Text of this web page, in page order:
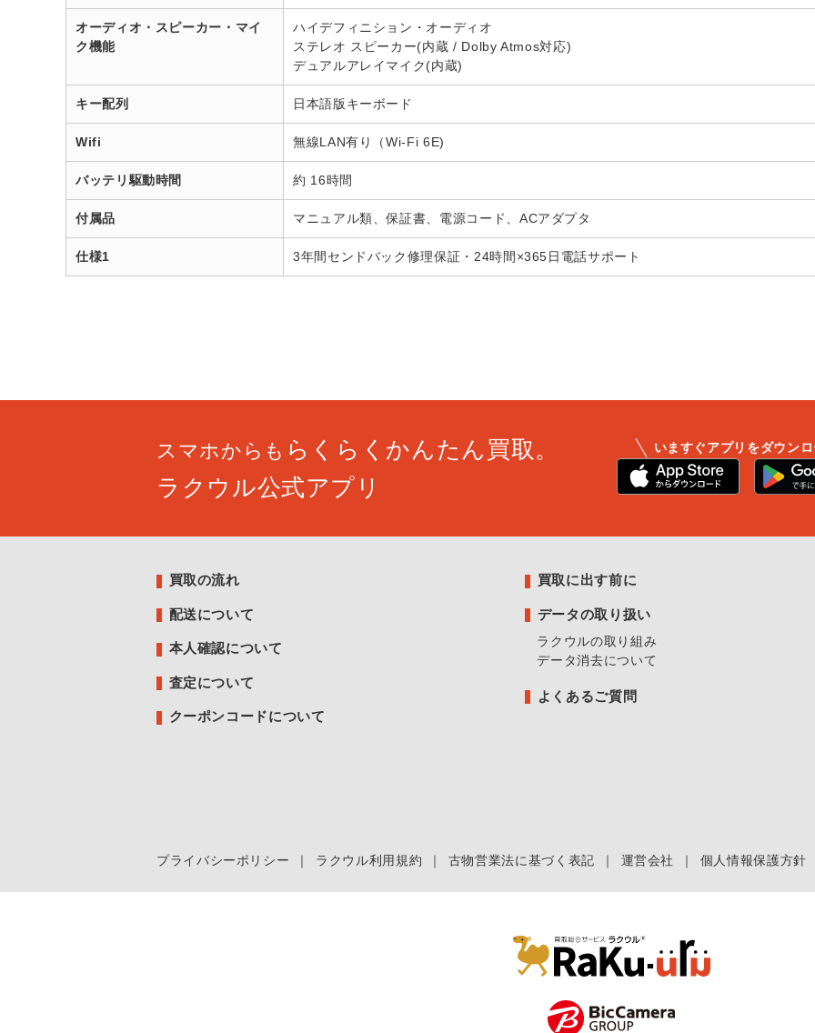
オーディオ・スピーカー・マイ
ク機能
ハイデフィニション・オーディオ
ステレオ スピーカー(内蔵 / Dolby Atmos対応)
デュアルアレイマイク(内蔵)
キー配列 日本語版キーボード
Wifi 無線LAN有り（Wi-Fi 6E)
バッテリ駆動時間 約 16時間
付属品 マニュアル類、保証書、電源コード、ACアダプタ
仕様1 3年間センドバック修理保証・24時間×365日電話サポート
スマホからも らくらくかんたん買取。
ラクウル公式アプリ
いますぐアプリをダウン
買取の流れ
配送について
本人確認について
査定について
クーポンコードについて
買取に出す前に
データの取り扱い
ラクウルの取り組み
データ消去について
よくあるご質問
プライバシーポリシー ｜ ラクウル利用規約 ｜ 古物営業法に基づく表記 ｜ 運営会社 ｜ 個人情報保護方針